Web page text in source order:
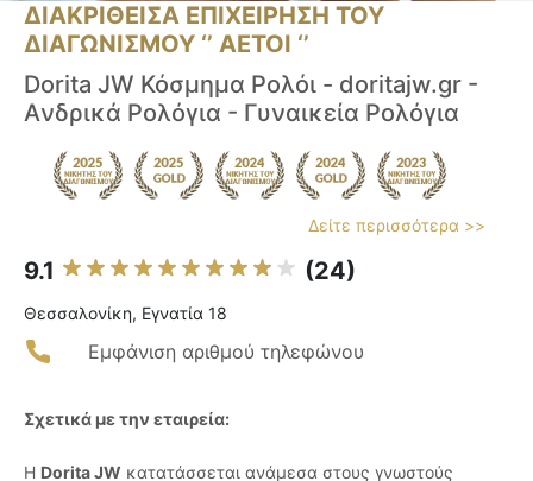
ΔΙΑΚΡΙΘΕΙΣΑ ΕΠΙΧΕΙΡΗΣΗ ΤΟΥ
ΔΙΑΓΩΝΙΣΜΟΥ ‘’ ΑΕΤΟΙ ‘’
Dorita JW Κόσμημα Ρολόι - doritajw.gr -
Aνδρικά Ρολόγια - Γυναικεία Ρολόγια
Δείτε περισσότερα >>
9.1 (24)
Θεσσαλονίκη, Εγνατία 18
Εμφάνιση αριθμού τηλεφώνου
Σχετικά με την εταιρεία:
Η Dorita JW κατατάσσεται ανάμεσα στους γνωστούς